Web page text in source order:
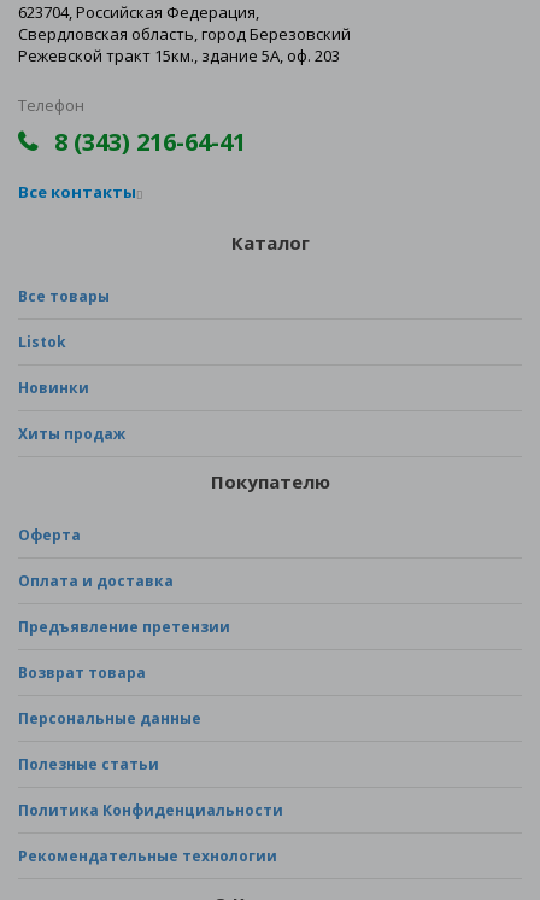
623704, Российская Федерация,
Свердловская область, город Березовский
Режевской тракт 15км., здание 5А, оф. 203
Телефон
8 (343) 216-64-41
Все контакты
Каталог
Все товары
Listok
Новинки
Хиты продаж
Покупателю
Оферта
Оплата и доставка
Предъявление претензии
Возврат товара
Персональные данные
Полезные статьи
Политика Конфиденциальности
Рекомендательные технологии